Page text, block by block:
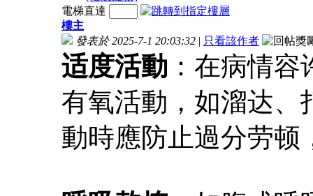
電梯直達
樓主
發表於 2025-7-1 20:03:32 | 只看該作者
适度活動 ：在病情
有氧活動，如溜达、
動時應防止過分劳顿